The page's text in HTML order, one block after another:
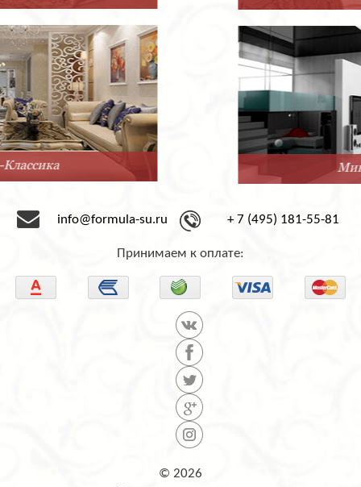
info@formula-su.ru + 7 (495) 181-55-81
Принимаем к оплате:
© 2026